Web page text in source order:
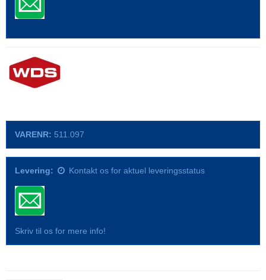
VARENR: 511.097
Levering: Kontakt os for aktuel leveringsstatus
Skriv til os for mere info!